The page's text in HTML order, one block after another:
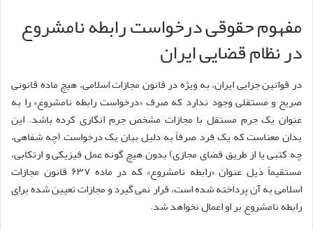
مفهوم حقوقی درخواست رابطه نامشروع
در نظام قضایی ایران
در قوانین جزایی ایران، به ویژه در قانون مجازات اسلامی، هیچ ماده قانونی
صریح و مستقلی وجود ندارد که صرف «درخواست رابطه نامشروع» را به
عنوان یک جرم مستقل با مجازات مشخص جرم انگاری کرده باشد. این
بدان معناست که یک فرد صرفاً به دلیل بیان یک درخواست (چه شفاهی،
چه کتبی یا از طریق فضای مجازی) بدون هیچ گونه عمل فیزیکی و ارتکابی،
مستقیماً ذیل عنوان «رابطه نامشروع» که در ماده ۶۳۷ قانون مجازات
اسلامی به آن پرداخته شده است، قرار نمی گیرد و مجازات تعیین شده برای
رابطه نامشروع بر او اعمال نخواهد شد.